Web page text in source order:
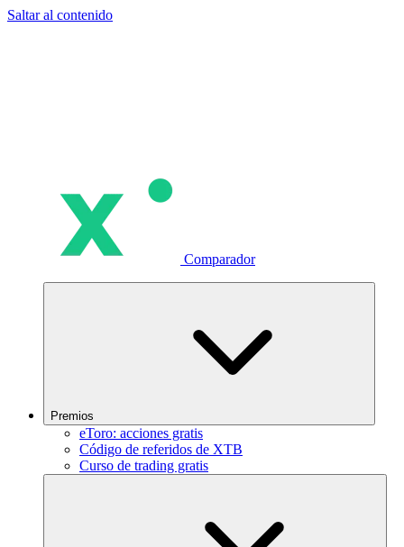
Saltar al contenido
Comparador
Premios
eToro: acciones gratis
Código de referidos de XTB
Curso de trading gratis